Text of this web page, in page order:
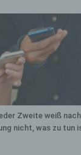
Zweite weiß nach
nicht, was zu tun
bezüglich
Vorlieben,
Ortswechsel
Daten ohne